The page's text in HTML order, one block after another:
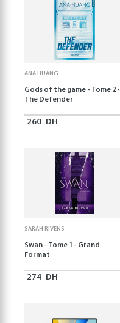
ANA HUANG
Gods of the game - Tome 2 -
The Defender
260 DH
SARAH RIVENS
Swan - Tome 1 - Grand
Format
274 DH